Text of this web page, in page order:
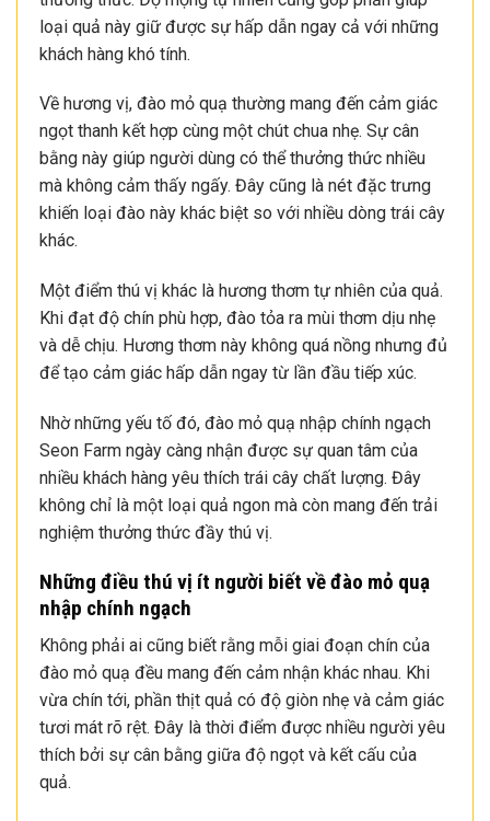
loại quả này giữ được sự hấp dẫn ngay cả với những
khách hàng khó tính.
Về hương vị, đào mỏ quạ thường mang đến cảm giác
ngọt thanh kết hợp cùng một chút chua nhẹ. Sự cân
bằng này giúp người dùng có thể thưởng thức nhiều
mà không cảm thấy ngấy. Đây cũng là nét đặc trưng
khiến loại đào này khác biệt so với nhiều dòng trái cây
khác.
Một điểm thú vị khác là hương thơm tự nhiên của quả.
Khi đạt độ chín phù hợp, đào tỏa ra mùi thơm dịu nhẹ
và dễ chịu. Hương thơm này không quá nồng nhưng đủ
để tạo cảm giác hấp dẫn ngay từ lần đầu tiếp xúc.
Nhờ những yếu tố đó, đào mỏ quạ nhập chính ngạch
Seon Farm ngày càng nhận được sự quan tâm của
nhiều khách hàng yêu thích trái cây chất lượng. Đây
không chỉ là một loại quả ngon mà còn mang đến trải
nghiệm thưởng thức đầy thú vị.
Những điều thú vị ít người biết về đào mỏ quạ
nhập chính ngạch
Không phải ai cũng biết rằng mỗi giai đoạn chín của
đào mỏ quạ đều mang đến cảm nhận khác nhau. Khi
vừa chín tới, phần thịt quả có độ giòn nhẹ và cảm giác
tươi mát rõ rệt. Đây là thời điểm được nhiều người yêu
thích bởi sự cân bằng giữa độ ngọt và kết cấu của
quả.